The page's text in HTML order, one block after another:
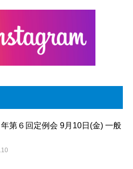
第６回定例会 9月10日(金) 一般